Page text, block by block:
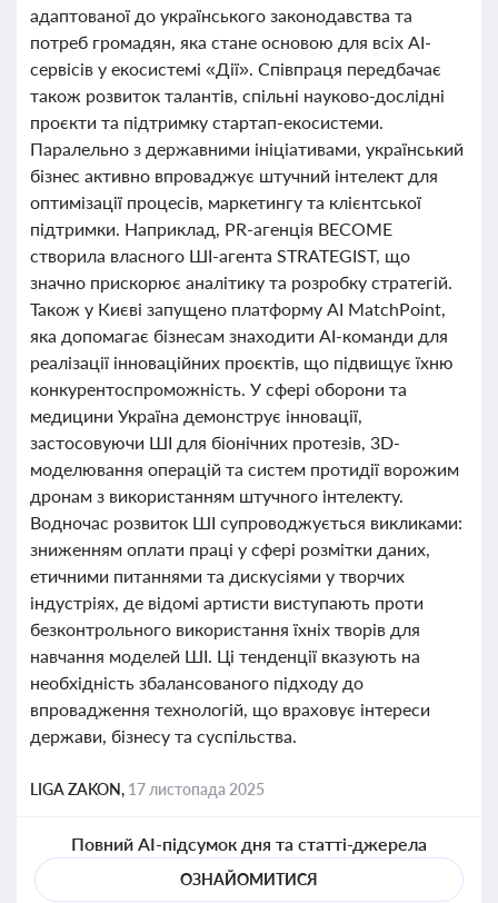
адаптованої до українського законодавства та
потреб громадян, яка стане основою для всіх AI-
сервісів у екосистемі «Дії». Співпраця передбачає
також розвиток талантів, спільні науково-дослідні
проєкти та підтримку стартап-екосистеми.
Паралельно з державними ініціативами, український
бізнес активно впроваджує штучний інтелект для
оптимізації процесів, маркетингу та клієнтської
підтримки. Наприклад, PR-агенція BECOME
створила власного ШІ-агента STRATEGIST, що
значно прискорює аналітику та розробку стратегій.
Також у Києві запущено платформу AI MatchPoint,
яка допомагає бізнесам знаходити AI-команди для
реалізації інноваційних проєктів, що підвищує їхню
конкурентоспроможність. У сфері оборони та
медицини Україна демонструє інновації,
застосовуючи ШІ для біонічних протезів, 3D-
моделювання операцій та систем протидії ворожим
дронам з використанням штучного інтелекту.
Водночас розвиток ШІ супроводжується викликами:
зниженням оплати праці у сфері розмітки даних,
етичними питаннями та дискусіями у творчих
індустріях, де відомі артисти виступають проти
безконтрольного використання їхніх творів для
навчання моделей ШІ. Ці тенденції вказують на
необхідність збалансованого підходу до
впровадження технологій, що враховує інтереси
держави, бізнесу та суспільства.
LIGA ZAKON, 17 листопада 2025
Повний AI-підсумок дня та статті-джерела
ОЗНАЙОМИТИСЯ